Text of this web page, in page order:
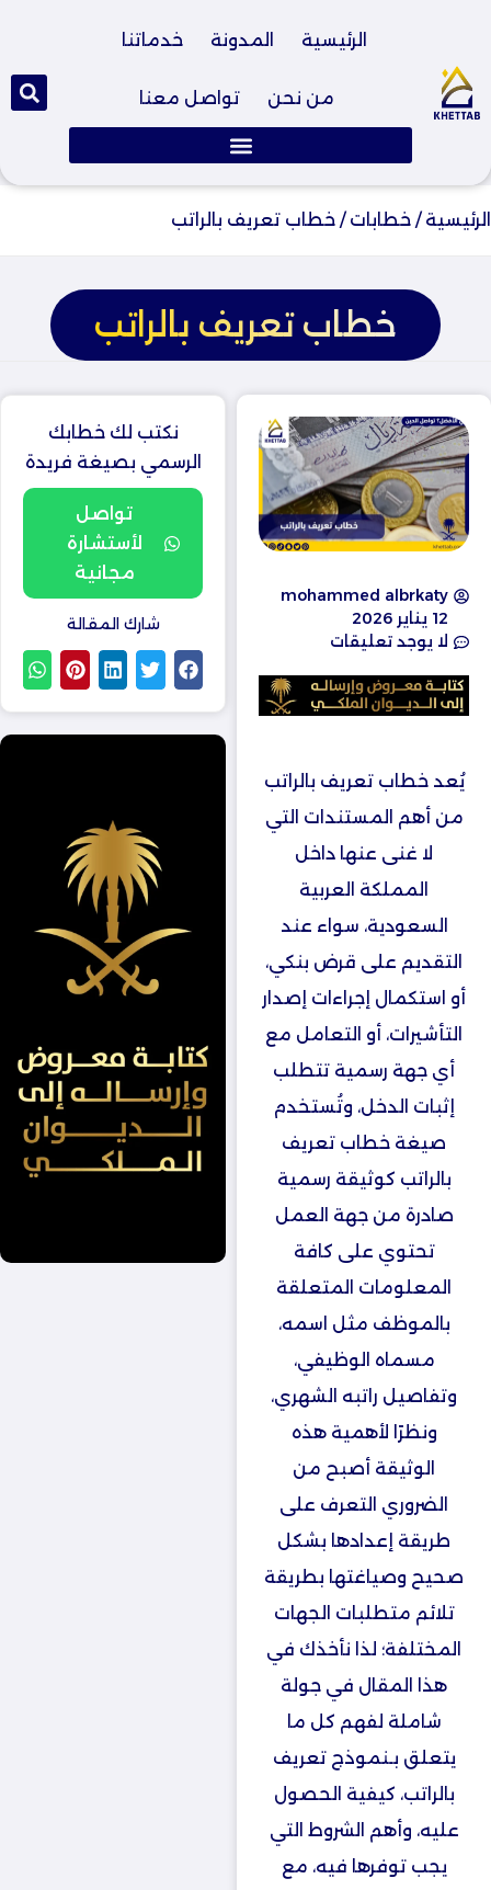
الرئيسية المدونة خدماتنا
من نحن تواصل معنا
الرئيسية / خطابات / خطاب تعريف بالراتب
خطاب تعريف بالراتب
mohammed albrkaty
12 يناير 2026
لا يوجد تعليقات
يُعد خطاب تعريف بالراتب
من أهم المستندات التي
لا غنى عنها داخل
المملكة العربية
السعودية، سواء عند
التقديم على قرض بنكي،
أو استكمال إجراءات إصدار
التأشيرات، أو التعامل مع
أي جهة رسمية تتطلب
إثبات الدخل، وتُستخدم
صيغة خطاب تعريف
بالراتب كوثيقة رسمية
صادرة من جهة العمل
تحتوي على كافة
المعلومات المتعلقة
بالموظف مثل اسمه،
مسماه الوظيفي،
وتفاصيل راتبه الشهري،
ونظرًا لأهمية هذه
الوثيقة أصبح من
الضروري التعرف على
طريقة إعدادها بشكل
صحيح وصياغتها بطريقة
تلائم متطلبات الجهات
المختلفة؛ لذا نأخذك في
هذا المقال في جولة
شاملة لفهم كل ما
يتعلق بـنموذج تعريف
بالراتب، كيفية الحصول
عليه، وأهم الشروط التي
يجب توفرها فيه، مع
نكتب لك خطابك
الرسمي بصيغة فريدة
تواصل
لأستشارة
مجانية
شارك المقالة